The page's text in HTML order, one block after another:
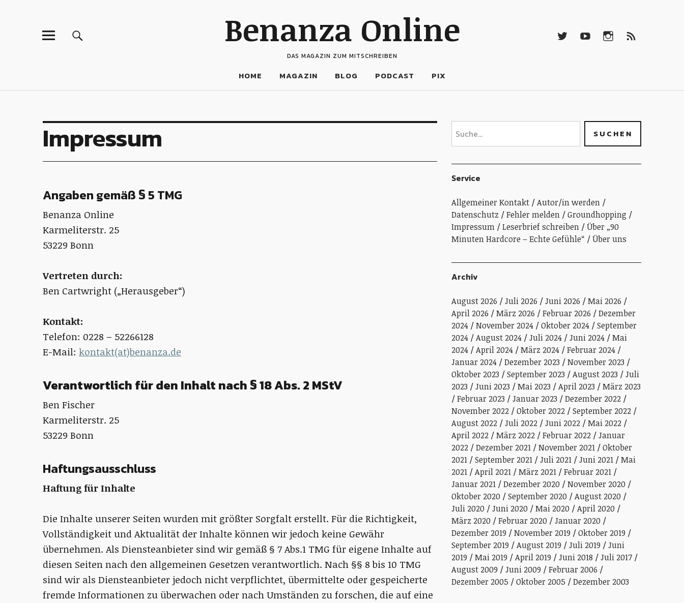
Benanza Online
DAS MAGAZIN ZUM MITSCHREIBEN
HOME MAGAZIN BLOG PODCAST PIX
Impressum
Angaben gemäß § 5 TMG
Benanza Online
Karmeliterstr. 25
53229 Bonn
Vertreten durch:
Ben Cartwright („Herausgeber“)
Kontakt:
Telefon: 0228 – 52266128
E-Mail: kontakt(at)benanza.de
Verantwortlich für den Inhalt nach § 18 Abs. 2 MStV
Ben Fischer
Karmeliterstr. 25
53229 Bonn
Haftungsausschluss
Haftung für Inhalte
Die Inhalte unserer Seiten wurden mit größter Sorgfalt erstellt. Für die Richtigkeit,
Vollständigkeit und Aktualität der Inhalte können wir jedoch keine Gewähr
übernehmen. Als Diensteanbieter sind wir gemäß § 7 Abs.1 TMG für eigene Inhalte auf
diesen Seiten nach den allgemeinen Gesetzen verantwortlich. Nach §§ 8 bis 10 TMG
sind wir als Diensteanbieter jedoch nicht verpflichtet, übermittelte oder gespeicherte
fremde Informationen zu überwachen oder nach Umständen zu forschen, die auf eine
Service
Allgemeiner Kontakt
Autor/in werden
Datenschutz
Fehler melden
Groundhopping
Impressum
Leserbrief schreiben
Über „90
Minuten Hardcore – Echte Gefühle“
Über uns
Archiv
August 2026 Juli 2026 Juni 2026
Mai 2026
April 2026
März 2026 Februar 2026
Dezember
2024
November 2024 Oktober 2024
September
2024
August 2024 Juli 2024 Juni 2024
Mai
2024
April 2024 März 2024
Februar 2024
Januar 2024
Dezember 2023
November 2023
Oktober 2023
September 2023 August 2023
Juli
2023
Juni 2023 Mai 2023 April 2023
März 2023
Februar 2023
Januar 2023
Dezember 2022
November 2022
Oktober 2022
September 2022
August 2022
Juli 2022 Juni 2022
Mai 2022
April 2022
März 2022 Februar 2022
Januar
2022
Dezember 2021 November 2021
Oktober
2021
September 2021 Juli 2021 Juni 2021
Mai
2021
April 2021 März 2021
Februar 2021
Januar 2021
Dezember 2020
November 2020
Oktober 2020
September 2020
August 2020
Juli 2020
Juni 2020 Mai 2020
April 2020
März 2020
Februar 2020
Januar 2020
Dezember 2019
November 2019
Oktober 2019
September 2019
August 2019 Juli 2019
Juni
2019
Mai 2019 April 2019 Juni 2018
Juli 2017
August 2009
Juni 2009
Februar 2006
Dezember 2005
Oktober 2005 Dezember 2003